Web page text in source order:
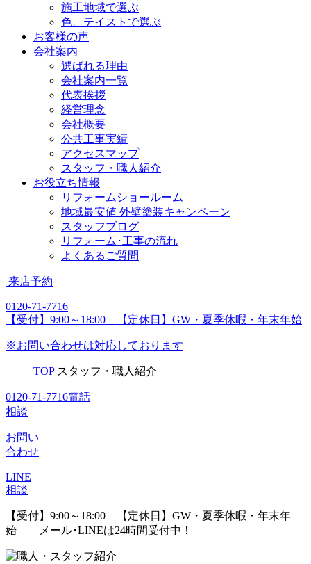
施工地域で選ぶ
色、テイストで選ぶ
お客様の声
会社案内
選ばれる理由
会社案内一覧
代表挨拶
経営理念
会社概要
公共工事実績
アクセスマップ
スタッフ・職人紹介
お役立ち情報
リフォームショールーム
地域最安値 外壁塗装キャンペーン
スタッフブログ
リフォーム･工事の流れ
よくあるご質問
来店予約
0120-71-7716
【受付】9:00～18:00 【定休日】GW・夏季休暇・年末年始
※お問い合わせは対応しております
TOP スタッフ・職人紹介
0120-71-7716電話
相談
お問い
合わせ
LINE
相談
【受付】9:00～18:00 【定休日】GW・夏季休暇・年末年
始 メール･LINEは24時間受付中！